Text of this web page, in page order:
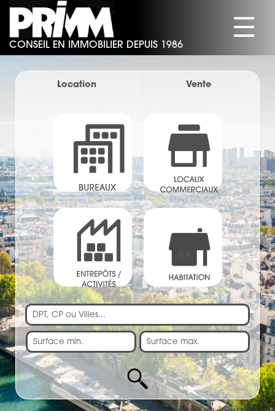
CONSEIL EN IMMOBILIER DEPUIS 1986
SOCIÉTÉ
ACTIVITÉS/ENTREPÔTS
HABITATION
ACTUALITÉS
CONTACT
☰
Location Vente